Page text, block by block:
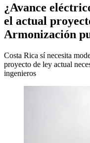
¿Avance
el actual
Armonización
Costa Rica sí necesita
proyecto de ley actual
ingenieros